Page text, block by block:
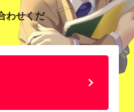
わせくだ